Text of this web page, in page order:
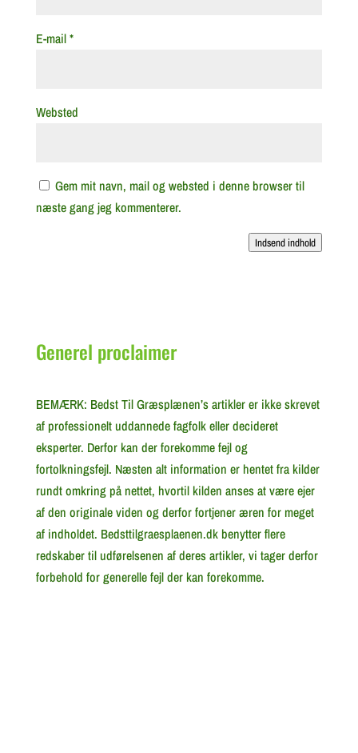
E-mail*
Websted
Gem mit navn, mail og websted i denne browser til
næste gang jeg kommenterer.
Indsend indhold
Generel proclaimer
BEMÆRK: Bedst Til Græsplænen’s artikler er ikke skrevet
af professionelt uddannede fagfolk eller decideret
eksperter. Derfor kan der forekomme fejl og
fortolkningsfejl. Næsten alt information er hentet fra kilder
rundt omkring på nettet, hvortil kilden anses at være ejer
af den originale viden og derfor fortjener æren for meget
af indholdet. Bedsttilgraesplaenen.dk benytter flere
redskaber til udførelsenen af deres artikler, vi tager derfor
forbehold for generelle fejl der kan forekomme.